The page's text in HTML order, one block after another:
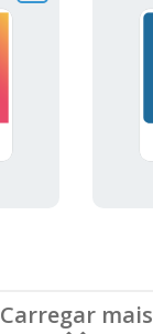
Carregar mais